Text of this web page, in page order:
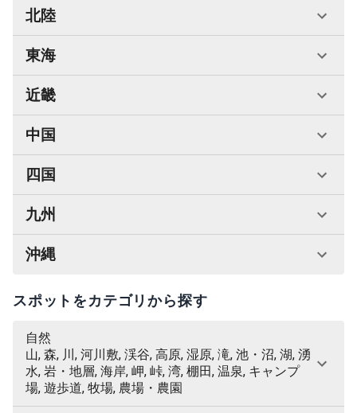
北陸
東海
近畿
中国
四国
九州
沖縄
スポットをカテゴリから探す
自然
山, 森, 川, 河川敷, 渓谷, 高原, 湿原, 滝, 池・沼, 湖, 湧
水, 岩・地層, 海岸, 岬, 峠, 湾, 棚田, 温泉, キャンプ
場, 遊歩道, 牧場, 農場・農園